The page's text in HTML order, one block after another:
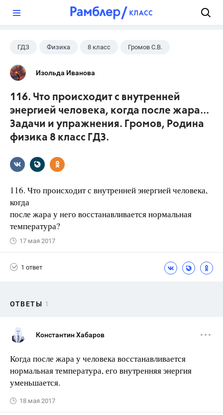
ГДЗ Физика 8 класс Громов С.В.
Изольда Иванова
116. Что происходит с внутренней
энергией человека, когда после жара...
Задачи и упражнения. Громов, Родина
физика 8 класс ГДЗ.
116. Что происходит с внутренней энергией человека,
когда
после жара у него восстанавливается нормальная
температура?
17 мая 2017
1 ответ
ОТВЕТЫ 1
Константин Хабаров
Когда после жара у человека восстанавливается
нормальная температура, его внутренняя энергия
уменьшается.
18 мая 2017